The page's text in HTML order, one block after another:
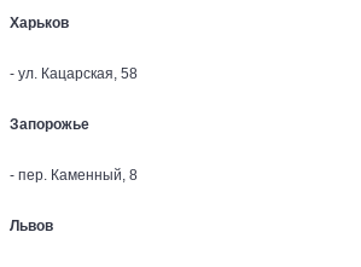
Харьков
- ул. Кацарская, 58
Запорожье
- пер. Каменный, 8
Львов